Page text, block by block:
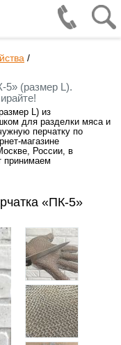
/
5» (размер L).
L) из
для разделки мяса и
перчатку по
магазине
России, в
принимаем
«ПК-5»